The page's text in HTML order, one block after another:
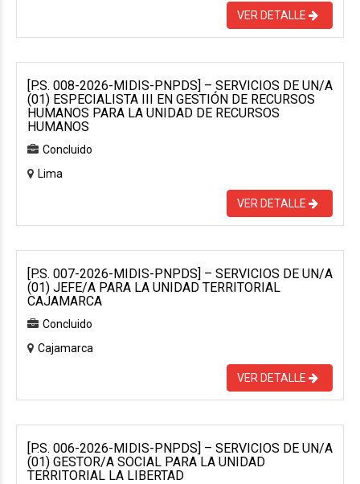
VER DETALLE
[P.S. 008-2026-MIDIS-PNPDS] – SERVICIOS DE UN/A
(01) ESPECIALISTA III EN GESTIÓN DE RECURSOS
HUMANOS PARA LA UNIDAD DE RECURSOS
HUMANOS
Concluido
Lima
VER DETALLE
[P.S. 007-2026-MIDIS-PNPDS] – SERVICIOS DE UN/A
(01) JEFE/A PARA LA UNIDAD TERRITORIAL
CAJAMARCA
Concluido
Cajamarca
VER DETALLE
[P.S. 006-2026-MIDIS-PNPDS] – SERVICIOS DE UN/A
(01) GESTOR/A SOCIAL PARA LA UNIDAD
TERRITORIAL LA LIBERTAD